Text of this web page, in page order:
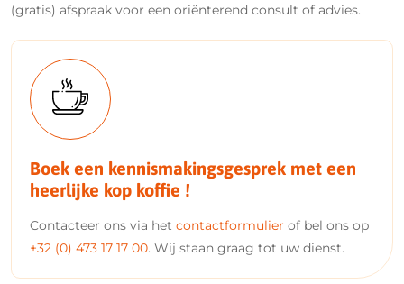
(gratis) afspraak voor een oriënterend consult of advies.
Boek een kennismakingsgesprek met een
heerlijke kop koffie !
Contacteer ons via het contactformulier of bel ons op
+32 (0) 473 17 17 00. Wij staan graag tot uw dienst.